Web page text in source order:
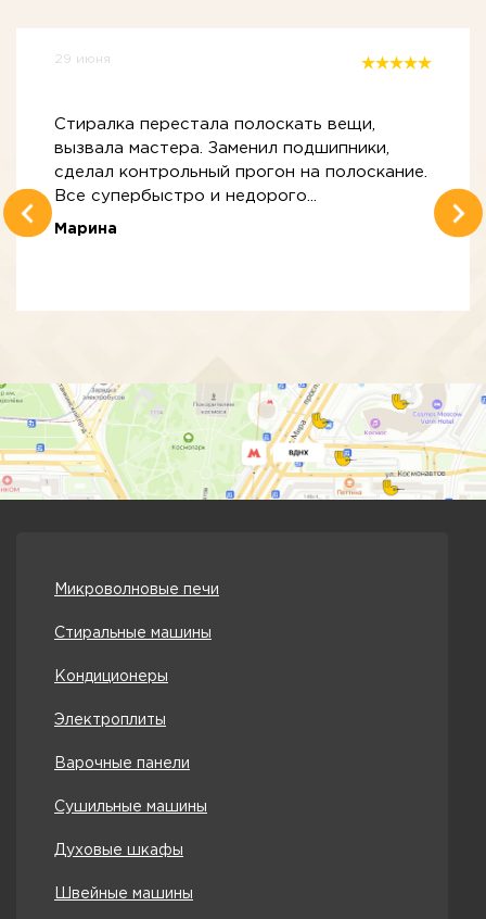
29 июня
Стиралка перестала полоскать вещи,
вызвала мастера. Заменил подшипники,
сделал контрольный прогон на полоскание.
Все супербыстро и недорого...
Марина
Микроволновые печи
Стиральные машины
Кондиционеры
Электроплиты
Варочные панели
Сушильные машины
Духовые шкафы
Швейные машины